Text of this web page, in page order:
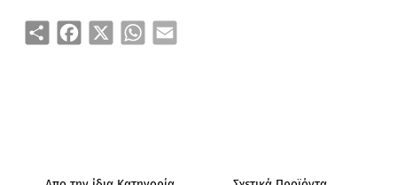
Share Facebook WhatsApp